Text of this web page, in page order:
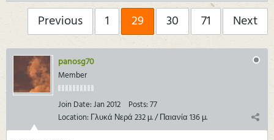
Previous 1 29 30 71 Next
panosg70
Member
Join Date:Jan 2012 Posts:77
Location: Γλυκά Νερά 232 μ. / Παιανία 136 μ.